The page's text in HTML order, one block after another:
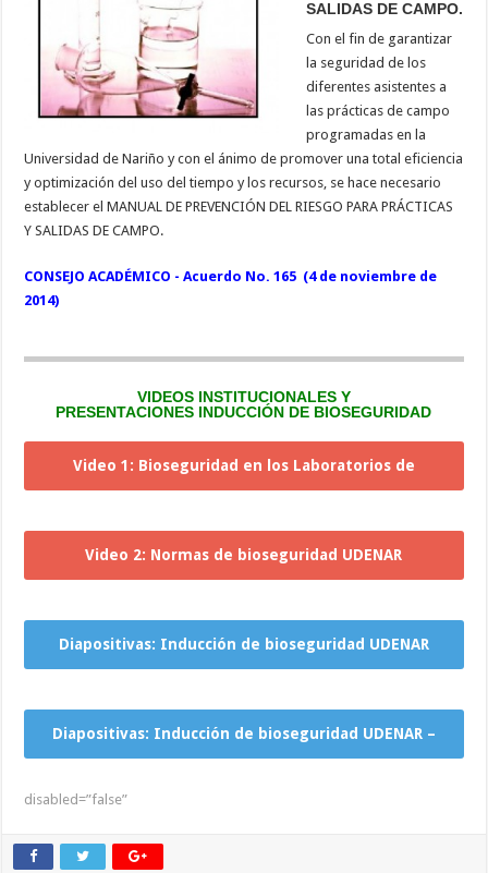
SALIDAS DE CAMPO.
Con el fin de garantizar
la seguridad de los
diferentes asistentes a
las prácticas de campo
programadas en la
Universidad de Nariño y con el ánimo de promover una total eficiencia
y optimización del uso del tiempo y los recursos, se hace necesario
establecer el MANUAL DE PREVENCIÓN DEL RIESGO PARA PRÁCTICAS
Y SALIDAS DE CAMPO.
CONSEJO ACADÉMICO -Acuerdo No. 165 (4 de noviembre de
2014)
VIDEOS INSTITUCIONALES Y
PRESENTACIONES INDUCCIÓN DE BIOSEGURIDAD
Video 1: Bioseguridad en los Laboratorios de
Video 2: Normas de bioseguridad UDENAR
Diapositivas: Inducción de bioseguridad UDENAR
Diapositivas: Inducción de bioseguridad UDENAR –
disabled=”false”